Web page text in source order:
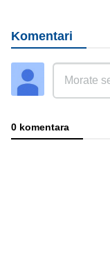
Komentari
0 komentara